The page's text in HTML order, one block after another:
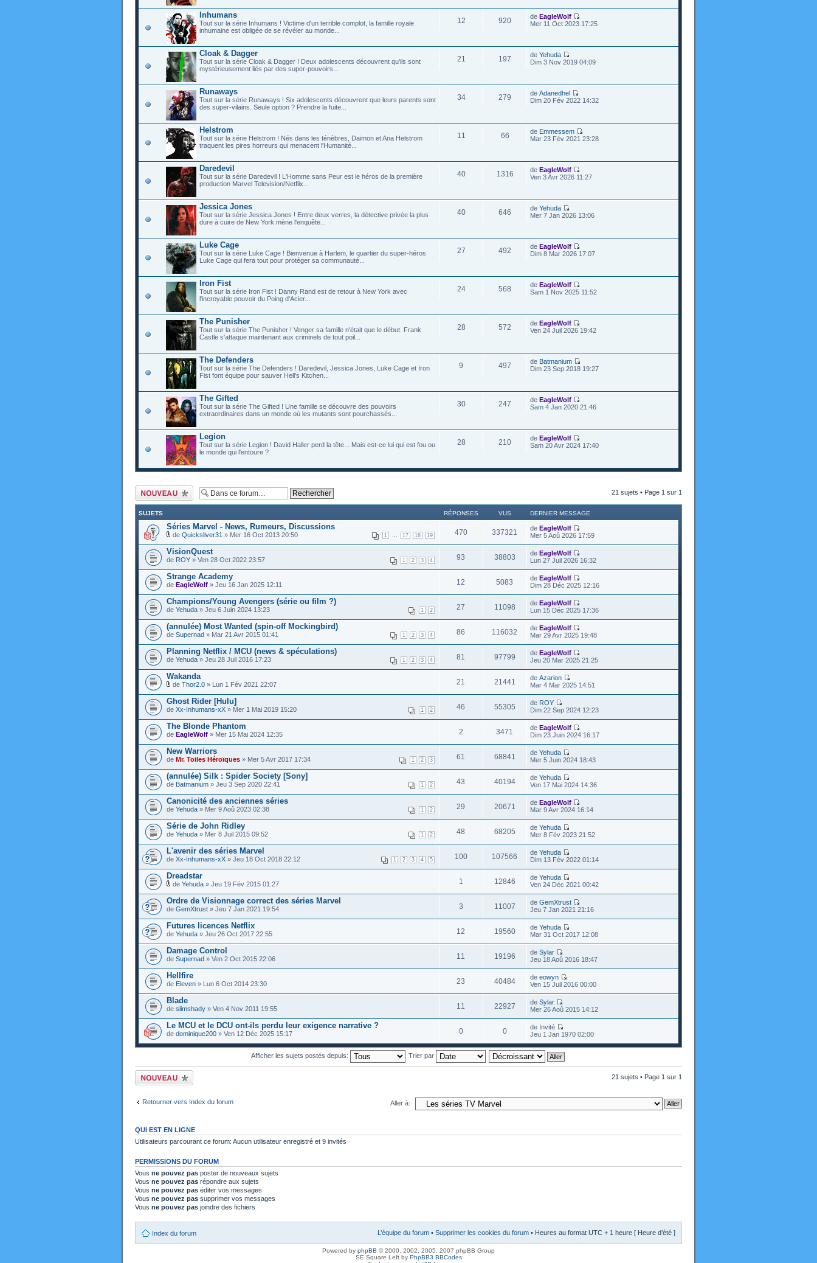
Inhumans
Tout sur la série Inhumans ! Victime d'un terrible complot, la famille royale
inhumaine est obligée de se révéler au monde...
12 920 deEagleWolf
Mer 11 Oct 2023 17:25
Cloak & Dagger
Tout sur la série Cloak & Dagger ! Deux adolescents découvrent qu'ils sont
mystérieusement liés par des super-pouvoirs...
21 197 deYehuda
Dim 3 Nov 2019 04:09
Runaways
Tout sur la série Runaways ! Six adolescents découvrent que leurs parents sont
des super-vilains. Seule option ? Prendre la fuite...
34 279 deAdanedhel
Dim 20 Fév 2022 14:32
Helstrom
Tout sur la série Helstrom ! Nés dans les ténèbres, Daimon et Ana Helstrom
traquent les pires horreurs qui menacent l'Humanité...
11 66 de Emmessem
Mar 23 Fév 2021 23:28
Daredevil
Tout sur la série Daredevil ! L'Homme sans Peur est le héros de la première
production Marvel Television/Netflix...
40 1316 deEagleWolf
Ven 3 Avr 2026 11:27
Jessica Jones
Tout sur la série Jessica Jones ! Entre deux verres, la détective privée la plus
dure à cuire de New York mène l'enquête...
40 646 deYehuda
Mer 7 Jan 2026 13:06
Luke Cage
Tout sur la série Luke Cage ! Bienvenue à Harlem, le quartier du super-héros
Luke Cage qui fera tout pour protéger sa communauté...
27 492 deEagleWolf
Dim 8 Mar 2026 17:07
Iron Fist
Tout sur la série Iron Fist ! Danny Rand est de retour à New York avec
l'incroyable pouvoir du Poing d'Acier...
24 568 deEagleWolf
Sam 1 Nov 2025 11:52
The Punisher
Tout sur la série The Punisher ! Venger sa famille n'était que le début. Frank
Castle s'attaque maintenant aux criminels de tout poil...
28 572 deEagleWolf
Ven 24 Juil 2026 19:42
The Defenders
Tout sur la série The Defenders ! Daredevil, Jessica Jones, Luke Cage et Iron
Fist font équipe pour sauver Hell's Kitchen...
9 497 de Batmanium
Dim 23 Sep 2018 19:27
The Gifted
Tout sur la série The Gifted ! Une famille se découvre des pouvoirs
extraordinaires dans un monde où les mutants sont pourchassés...
30 247 deEagleWolf
Sam 4 Jan 2020 21:46
Legion
Tout sur la série Legion ! David Haller perd la tête... Mais est-ce lui qui est fou ou
le monde qui l'entoure ?
28 210 deEagleWolf
Sam 20 Avr 2024 17:40
Ecrire un nouveau
sujet
21 sujets • Page 1 sur 1
SUJETS RÉPONSES VUS DERNIER MESSAGE
Séries Marvel - News, Rumeurs, Discussions
1 17 18 19
de Quicksliver31 » Mer 16 Oct 2013 20:50 470 337321 de EagleWolf
Mer 5 Aoû 2026 17:59
VisionQuest
1 2 3 4
de ROY » Ven 28 Oct 2022 23:57 93 38803 de EagleWolf
Lun 27 Juil 2026 16:32
Strange Academy
de EagleWolf » Jeu 16 Jan 2025 12:11 12 5083 de EagleWolf
Dim 28 Déc 2025 12:16
Champions/Young Avengers (série ou film ?)
1 2
de Yehuda » Jeu 6 Juin 2024 13:23 27 11098 de EagleWolf
Lun 15 Déc 2025 17:36
(annulée) Most Wanted (spin-off Mockingbird)
1 2 3 4
de Supernad » Mar 21 Avr 2015 01:41 86 116032 de EagleWolf
Mar 29 Avr 2025 19:48
Planning Netflix / MCU (news & spéculations)
1 2 3 4
de Yehuda » Jeu 28 Juil 2016 17:23 81 97799 de EagleWolf
Jeu 20 Mar 2025 21:25
Wakanda
de Thor2.0 » Lun 1 Fév 2021 22:07 21 21441 de Azarion
Mar 4 Mar 2025 14:51
Ghost Rider [Hulu]
1 2
de Xx-Inhumans-xX » Mer 1 Mai 2019 15:20 46 55305 de ROY
Dim 22 Sep 2024 12:23
The Blonde Phantom
de EagleWolf » Mer 15 Mai 2024 12:35 2 3471 de EagleWolf
Dim 23 Juin 2024 16:17
New Warriors
1 2 3
de Mr. Toiles Héroïques » Mer 5 Avr 2017 17:34 61 68841 de Yehuda
Mer 5 Juin 2024 18:43
(annulée) Silk : Spider Society [Sony]
1 2
de Batmanium » Jeu 3 Sep 2020 22:41 43 40194 de Yehuda
Ven 17 Mai 2024 14:36
Canonicité des anciennes séries
1 2
de Yehuda » Mer 9 Aoû 2023 02:38 29 20671 de EagleWolf
Mar 9 Avr 2024 16:14
Série de John Ridley
1 2
de Yehuda » Mer 8 Juil 2015 09:52 48 68205 de Yehuda
Mer 8 Fév 2023 21:52
L'avenir des séries Marvel
1 2 3 4 5
de Xx-Inhumans-xX » Jeu 18 Oct 2018 22:12 100 107566 de Yehuda
Dim 13 Fév 2022 01:14
Dreadstar
de Yehuda » Jeu 19 Fév 2015 01:27 1 12846 de Yehuda
Ven 24 Déc 2021 00:42
Ordre de Visionnage correct des séries Marvel
de GemXtrust » Jeu 7 Jan 2021 19:54 3 11007 de GemXtrust
Jeu 7 Jan 2021 21:16
Futures licences Netflix
de Yehuda » Jeu 26 Oct 2017 22:55 12 19560 de Yehuda
Mar 31 Oct 2017 12:08
Damage Control
de Supernad » Ven 2 Oct 2015 22:06 11 19196 de Sylar
Jeu 18 Aoû 2016 18:47
Hellfire
de Eleven » Lun 6 Oct 2014 23:30 23 40484 de eowyn
Ven 15 Juil 2016 00:00
Blade
de slimshady » Ven 4 Nov 2011 19:55 11 22927 de Sylar
Mer 26 Aoû 2015 14:12
Le MCU et le DCU ont-ils perdu leur exigence narrative ?
de dominique200 » Ven 12 Déc 2025 15:17 0 0
de Invité
Jeu 1 Jan 1970 02:00
Afficher les sujets postés depuis: Trier par
Ecrire un nouveau
sujet
21 sujets • Page 1 sur 1
Retourner vers Index du forum Aller à:
QUI EST EN LIGNE
Utilisateurs parcourant ce forum: Aucun utilisateur enregistré et 9 invités
PERMISSIONS DU FORUM
Vous ne pouvez pas poster de nouveaux sujets
Vous ne pouvez pas répondre aux sujets
Vous ne pouvez pas éditer vos messages
Vous ne pouvez pas supprimer vos messages
Vous ne pouvez pas joindre des fichiers
Index du forum L’équipe du forum • Supprimer les cookies du forum • Heures au format UTC + 1 heure [ Heure d’été ]
Powered by phpBB © 2000, 2002, 2005, 2007 phpBB Group
SE Square Left by PhpBB3 BBCodes